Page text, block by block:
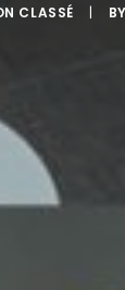
CLASSÉ | BY